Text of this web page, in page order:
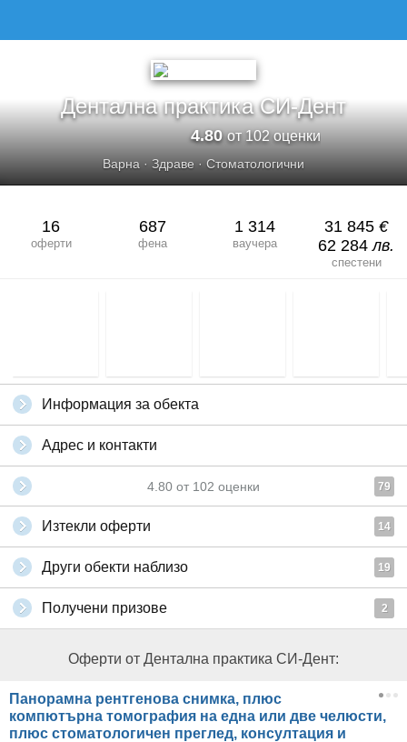
Дентална практика СИ-Дент
4.80от 102 оценки
Варна · Здраве · Стоматологични
16
оферти
687
фена
1 314
ваучера
31 845 €
62 284лв.
спестени
Информация за обекта
Адрес и контакти
4.80 от 102 оценки 79
Изтекли оферти 14
Други обекти наблизо 19
Получени призове 2
Оферти от Дентална практика СИ-Дент:
Панорамна рентгенова снимка, плюс
компютърна томография на една или две челюсти,
плюс стоматологичен преглед, консултация и